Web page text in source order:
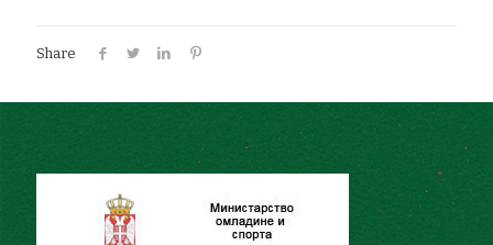
Share